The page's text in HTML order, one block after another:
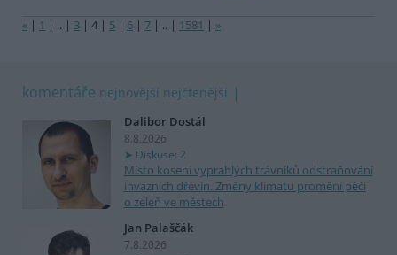
« | 1 | .. | 3 | 4 | 5 | 6 | 7 | .. | 1581 | »
komentáře nejnovější nejčtenější
Dalibor Dostál
8.8.2026
Diskuse: 2
Místo kosení vyprahlých trávníků odstraňování
invazních dřevin. Změny klimatu promění péči
o zeleň ve městech
Jan Palaščák
7.8.2026